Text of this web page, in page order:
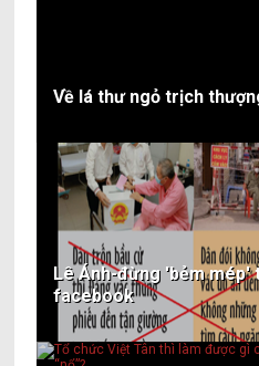
Về lá thư ngỏ trịch
Lê Ánh-đừng 'bẻm mép'
facebook